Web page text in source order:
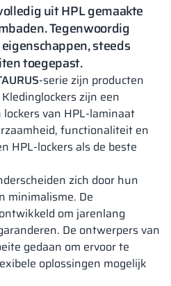
uit HPL gemaakte
Tegenwoordig
steeds
toegepast.
-serie zijn producten
zijn een
van HPL-laminaat
functionaliteit en
HPL-lockers als de beste
zich door hun
minimalisme. De
om jarenlang
De ontwerpers van
gedaan om ervoor te
oplossingen mogelijk